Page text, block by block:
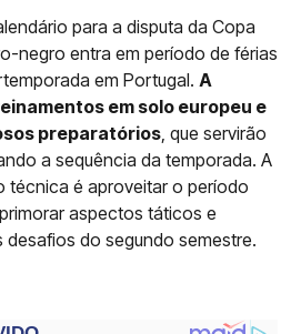
para a disputa da Copa
negro entra em período de férias
em Portugal. A
em solo europeu e
preparatórios , que servirão
a sequência da temporada. A
técnica é aproveitar o período
aspectos táticos e
do segundo semestre.